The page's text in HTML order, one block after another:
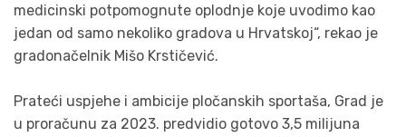
medicinski potpomognute oplodnje koje uvodimo kao
jedan od samo nekoliko gradova u Hrvatskoj“, rekao je
gradonačelnik Mišo Krstičević.
Prateći uspjehe i ambicije pločanskih sportaša, Grad je
u proračunu za 2023. predvidio gotovo 3,5 milijuna